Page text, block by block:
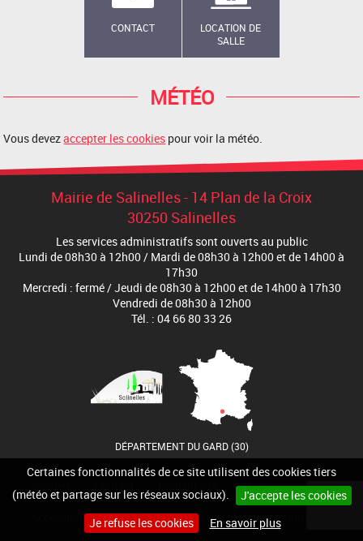
Certaines fonctionnalités de ce site utilisent des cookies tiers
(météo et partage sur les réseaux sociaux).
J'accepte les cookies
Je refuse les cookies
En savoir plus
CONTACT
LOCATION DE
SALLE
MÉTÉO
Vous devezaccepter les cookies pour voir la météo.
Mairie de Salinelles - 14 Plan de la Croix
30250 Salinelles
Les services administratifs sont ouverts au public
Lundi de 08h30 à 12h00 / Mardi de 08h30 à 12h00 et de 14h00 à
17h30
Mercredi : fermé / Jeudi de 08h30 à 12h00 et de 14h00 à 17h30
Vendredi de 08h30 à 12h00
Tél. : 04 66 80 33 26
DÉPARTEMENT DU GARD (30)
Mentions-légales
Accessibilité Cookies Site internet pour communes